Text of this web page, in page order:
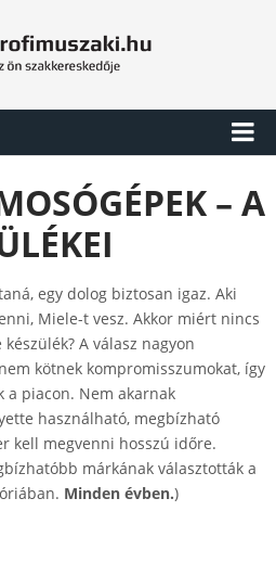
– A
egy dolog biztosan igaz. Aki
Miele-t vesz. Akkor miért nincs
A válasz nagyon
kötnek kompromisszumokat, így
a piacon. Nem akarnak
használható, megbízható
kell megvenni hosszú időre.
márkának választották a
Minden évben.)